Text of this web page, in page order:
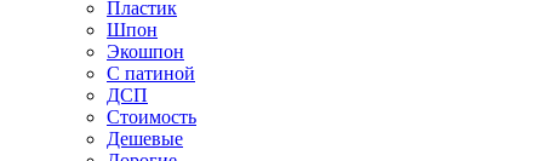
Пластик
Шпон
Экошпон
С патиной
ДСП
Стоимость
Дешевые